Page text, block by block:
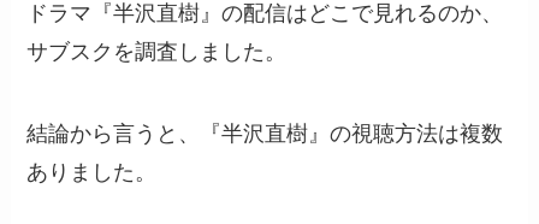
ドラマ『半沢直樹』の配信はどこで見れるのか、
サブスクを調査しました。
結論から言うと、『半沢直樹』の視聴方法は複数
ありました。